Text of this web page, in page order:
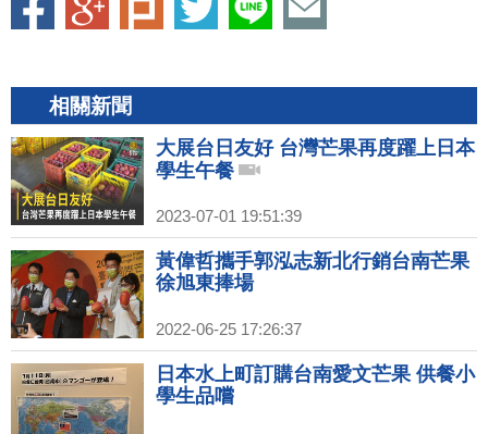
相關新聞
大展台日友好 台灣芒果再度躍上日本
學生午餐
2023-07-01 19:51:39
黃偉哲攜手郭泓志新北行銷台南芒果
徐旭東捧場
2022-06-25 17:26:37
日本水上町訂購台南愛文芒果 供餐小
學生品嚐